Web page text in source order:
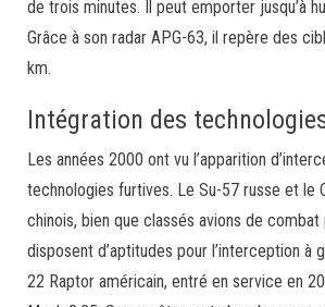
de trois minutes. Il peut emporter jusqu’à
Grâce à son radar APG-63, il repère des
km.
Intégration des
Les années 2000 ont vu l’apparition
technologies furtives. Le Su-57 russe et le
chinois, bien que classés avions de combat
disposent d’aptitudes pour l’interception à
22 Raptor américain, entré en service en